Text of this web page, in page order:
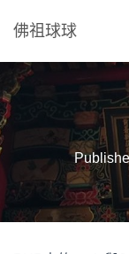
佛祖球球